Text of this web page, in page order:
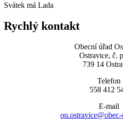
Svátek má Lada
Rychlý kontakt
Obecní úřad
Ostravice, č.
739 14
Telefon
558 412
E-mail